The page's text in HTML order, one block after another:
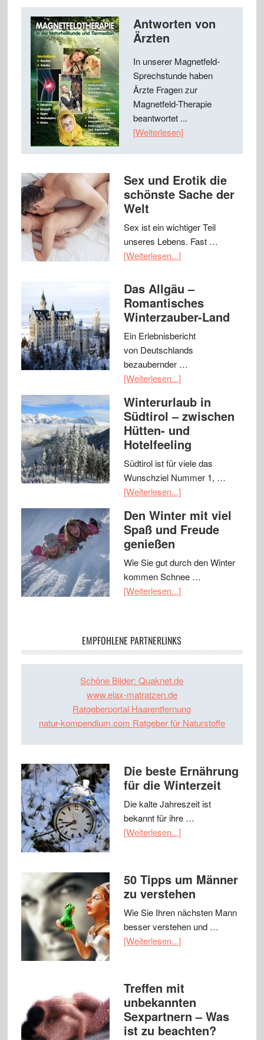
Antworten von
Ärzten
In unserer Magnetfeld-
Sprechstunde haben
Ärzte Fragen zur
Magnetfeld-Therapie
beantwortet ...
[Weiterlesen]
Sex und Erotik die
schönste Sache der
Welt
Sex ist ein wichtiger Teil
unseres Lebens. Fast …
[Weiterlesen...]
Das Allgäu –
Romantisches
Winterzauber-Land
Ein Erlebnisbericht
von Deutschlands
bezaubernder …
[Weiterlesen...]
Winterurlaub in
Südtirol – zwischen
Hütten- und
Hotelfeeling
Südtirol ist für viele das
Wunschziel Nummer 1, …
[Weiterlesen...]
Den Winter mit viel
Spaß und Freude
genießen
Wie Sie gut durch den Winter
kommen Schnee …
[Weiterlesen...]
EMPFOHLENE PARTNERLINKS
Schöne Bilder: Quaknet.de
www.elax-matratzen.de
Ratgeberportal Haarentfernung
natur-kompendium.com Ratgeber für Naturstoffe
Die beste Ernährung
für die Winterzeit
Die kalte Jahreszeit ist
bekannt für ihre …
[Weiterlesen...]
50 Tipps um Männer
zu verstehen
Wie Sie Ihren nächsten Mann
besser verstehen und …
[Weiterlesen...]
Treffen mit
unbekannten
Sexpartnern – Was
ist zu beachten?